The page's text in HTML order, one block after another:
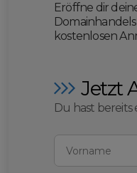
Eröffne dir
kostenlosen
Jetzt
Du hast
Vorname